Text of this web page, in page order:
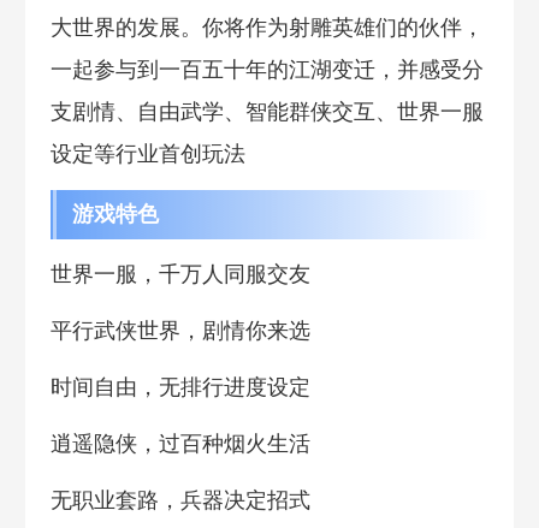
大世界的发展。你将作为射雕英雄们的伙伴，
一起参与到一百五十年的江湖变迁，并感受分
支剧情、自由武学、智能群侠交互、世界一服
设定等行业首创玩法
游戏特色
世界一服，千万人同服交友
平行武侠世界，剧情你来选
时间自由，无排行进度设定
逍遥隐侠，过百种烟火生活
无职业套路，兵器决定招式